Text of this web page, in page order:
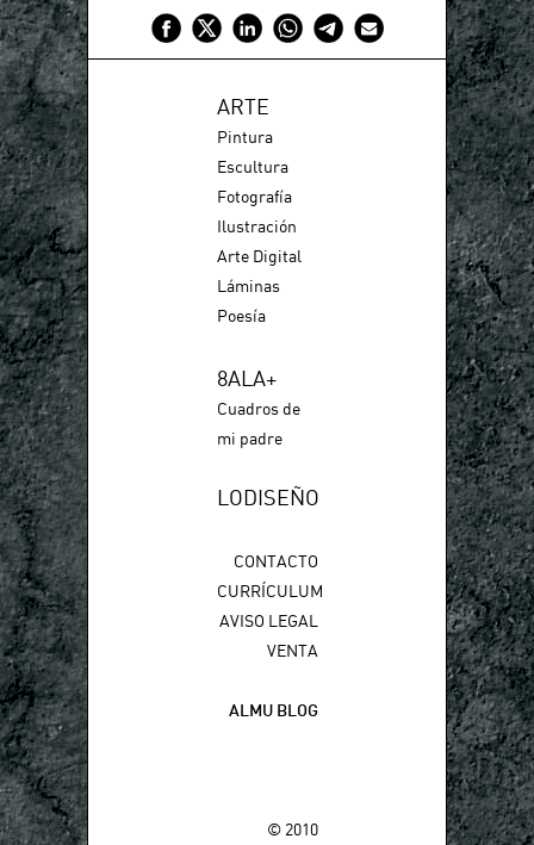
ARTE
Pintura
Escultura
Fotografía
Ilustración
Arte Digital
Láminas
Poesía
8ALA+
Cuadros de
mi padre
LODISEÑO
CONTACTO
CURRÍCULUM
AVISO LEGAL
VENTA
ALMU BLOG
© 2010